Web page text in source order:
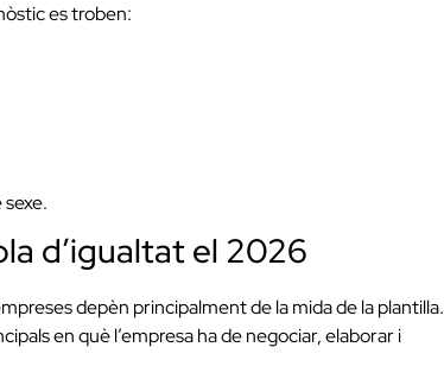
es troben:
d’igualtat el 2026
depèn principalment de la mida de la plantilla.
en què l’empresa ha de negociar, elaborar i